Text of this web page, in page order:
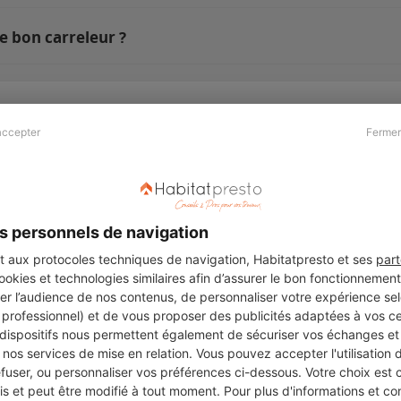
personnels de navigation
aux protocoles techniques de navigation, Habitatpresto et ses
et technologies similaires afin d’assurer le bon
l’audience de nos contenus, de personnaliser votre expérience
et de vous proposer des publicités adaptées à vos
nous permettent également de sécuriser vos échanges
services de mise en relation. Vous pouvez accepter l'utilisation
ou personnaliser vos préférences ci-dessous. Votre choix est
et peut être modifié à tout moment. Pour plus d'informations et
bon carreleur ?
Revue de presse
Légal
Charte cookies
Suivez-nous